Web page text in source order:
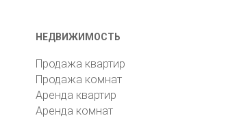
НЕДВИЖИМОСТЬ
Продажа квартир
Продажа комнат
Аренда квартир
Аренда комнат